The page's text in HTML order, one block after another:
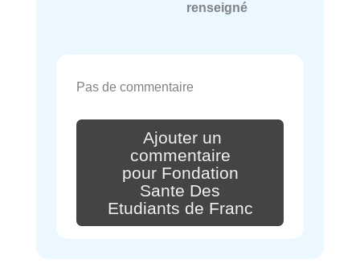
renseigné
Pas de commentaire
Ajouter un
commentaire
pour Fondation
Sante Des
Etudiants de Franc